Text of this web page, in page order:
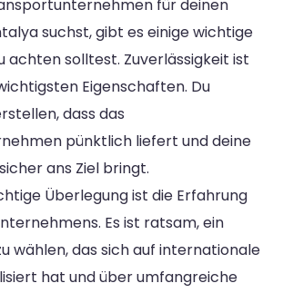
für deinen
suchst, gibt es einige wichtige
achten solltest. Zuverlässigkeit ist
Eigenschaften. Du
dass das
pünktlich liefert und deine
ans Ziel bringt.
Überlegung ist die Erfahrung
Es ist ratsam, ein
wählen, das sich auf internationale
hat und über umfangreiche